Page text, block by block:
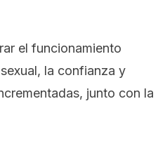
el funcionamiento
la confianza y
junto con la